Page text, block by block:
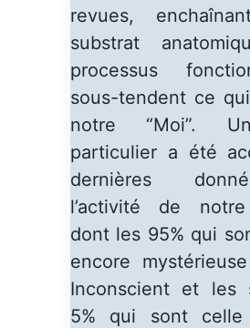
revues,
substrat
processus
sous-tendent ce
notre “Moi”.
particulier a été
dernières
l’activité de
dont les 95% qui
encore
Inconscient et les
5% qui sont